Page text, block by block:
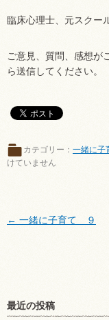
臨床心理士、元スク
ご意見、質問、感想が
ら送信してください。
カテゴリー： 一緒に子
けていません
← 一緒に子育て ９
最近の投稿